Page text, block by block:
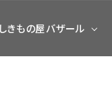
しきもの屋バザール